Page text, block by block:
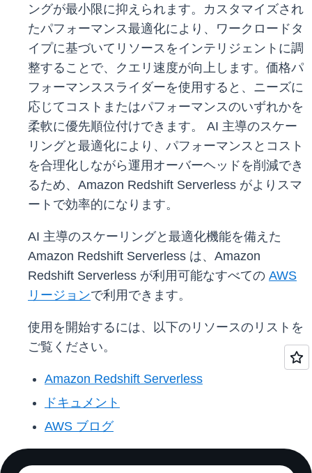
ングが最小限に抑えられます。カスタマイズされ
たパフォーマンス最適化により、ワークロードタ
イプに基づいてリソースをインテリジェントに調
整することで、クエリ速度が向上します。価格パ
フォーマンススライダーを使用すると、ニーズに
応じてコストまたはパフォーマンスのいずれかを
柔軟に優先順位付けできます。 AI 主導のスケー
リングと最適化により、パフォーマンスとコスト
を合理化しながら運用オーバーヘッドを削減でき
るため、Amazon Redshift Serverless がよりスマ
ートで効率的になります。
AI 主導のスケーリングと最適化機能を備えた
Amazon Redshift Serverless は、Amazon
Redshift Serverless が利用可能なすべての AWS
リージョンで利用できます。
使用を開始するには、以下のリソースのリストを
ご覧ください。
Amazon Redshift Serverless
ドキュメント
AWS ブログ